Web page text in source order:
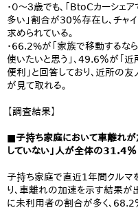
・０～３歳でも、「BtoCカーシェ
多い」割合が30％存在し、チャ
求められている。
・66.2%が「家族で移動するな
使いたいと思う」、49.6％が「
便利」と回答しており、近所の
が見て取れる。
【調査結果】
■子持ち家庭において車離れが
していない」人が全体の31.4％
子持ち家庭で直近1年間クルマ
り、車離れの加速を示す結果が
に未利用者の割合が多く、